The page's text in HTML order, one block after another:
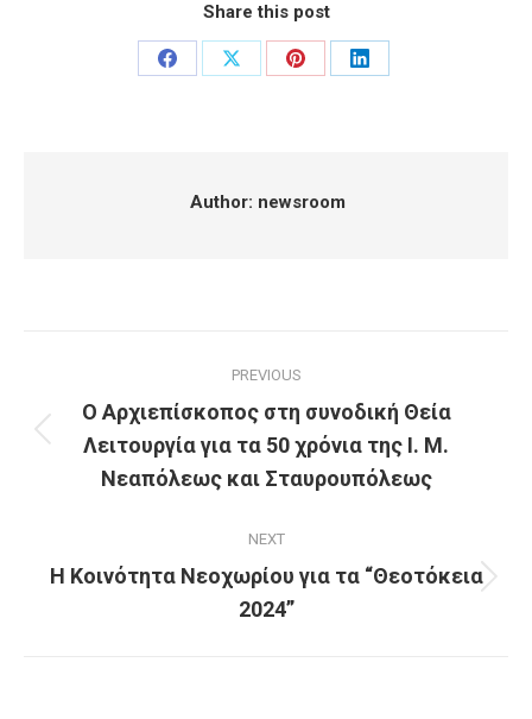
Share this post
Share
Share
Share
Share
Author: newsroom
navigation
PREVIOUS
Previous
post:
Ο Αρχιεπίσκοπος στη συνοδική Θεία
Λειτουργία για τα 50 χρόνια της Ι. Μ.
Νεαπόλεως και Σταυρουπόλεως
NEXT
Next
post:
Η Κοινότητα Νεοχωρίου για τα “Θεοτόκεια
2024”